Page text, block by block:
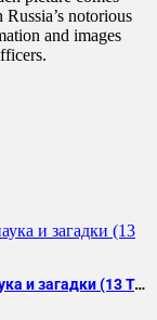
notorious
and images
Яков Перельман – Занимательная наука и загадки (13 Томов)